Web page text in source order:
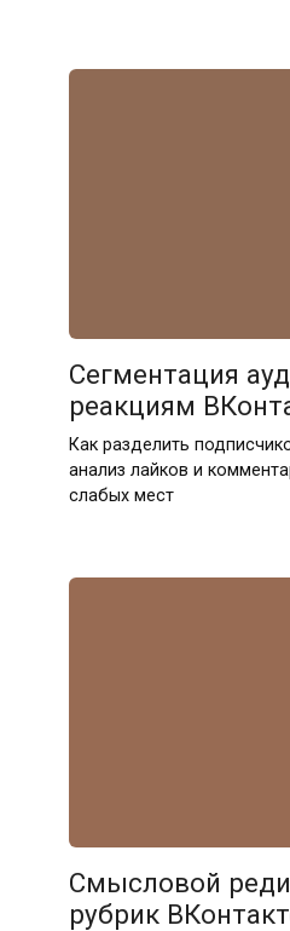
Сегментация
реакциям
Как разделить
анализ лайков и
слабых мест
Смысловой
рубрик